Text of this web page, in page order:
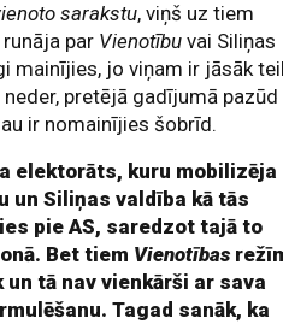
sarakstu, viņš uz tiem
par Vienotībuvai Siliņas
mainījies, jo viņam ir jāsāk
pretējā gadījumā pazūd
ir nomainījies šobrīd.
elektorāts, kuru mobilizēja
un Siliņas valdība kā tās
pie AS, saredzot tajā to
Bet tiem Vienotības
tā nav vienkārši ar sava
Tagad sanāk, ka